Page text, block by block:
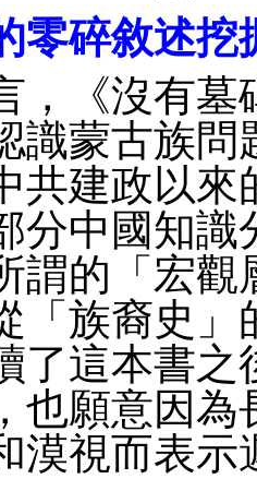
零碎敘述挖
，《沒有墓
識蒙古族問
共建政以來
分中國知識
謂的「宏觀
「族裔史」
了這本書之
也願意因為
漠視而表示